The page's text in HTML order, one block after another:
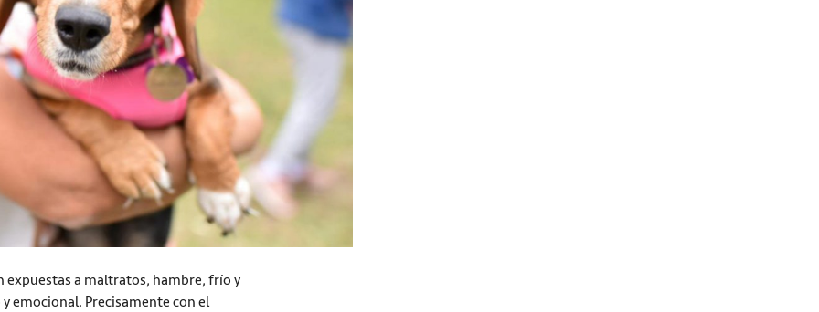
expuestas a maltratos, hambre, frío y
emocional. Precisamente con el